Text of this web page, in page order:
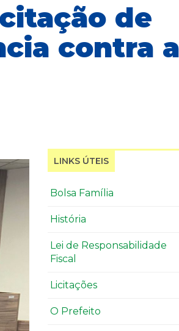
de
contra a
LINKS ÚTEIS
Bolsa Família
História
Lei de Responsabilidade
Fiscal
Licitações
O Prefeito